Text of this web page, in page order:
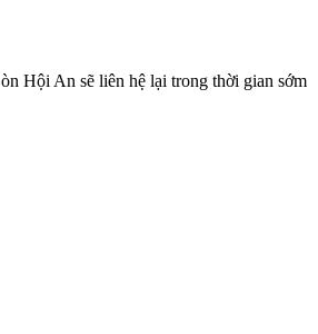
Hội An sẽ liên hệ lại trong thời gian sớm